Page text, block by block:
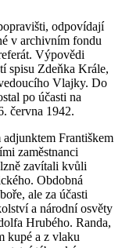
odpovídají
v archivním fondu
Výpovědi
spisu Zdeňka Krále,
Vlajky. Do
po účasti na
června 1942.
Františkem
zaměstnanci
zavítali kvůli
Obdobná
ale za účasti
a národní osvěty
Hrubého. Randa,
kupé a z vlaku